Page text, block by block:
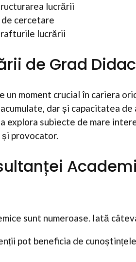
lucrării
cercetare
lucrării
de Grad
un moment crucial în cariera
dar și capacitatea de
explora subiecte de mare
provocator.
sunt numeroase. Iată
pot beneficia de